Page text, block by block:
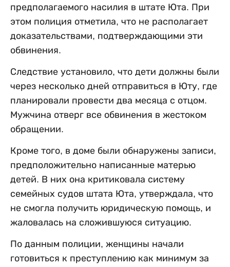
предполагаемого насилия в штате Юта. При
этом полиция отметила, что не располагает
доказательствами, подтверждающими эти
обвинения.
Следствие установило, что дети должны были
через несколько дней отправиться в Юту, где
планировали провести два месяца с отцом.
Мужчина отверг все обвинения в жестоком
обращении.
Кроме того, в доме были обнаружены записи,
предположительно написанные матерью
детей. В них она критиковала систему
семейных судов штата Юта, утверждала, что
не смогла получить юридическую помощь, и
жаловалась на сложившуюся ситуацию.
По данным полиции, женщины начали
готовиться к преступлению как минимум за